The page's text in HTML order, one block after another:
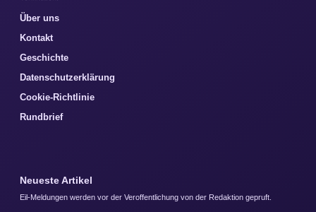
Über uns
Kontakt
Geschichte
Datenschutzerklärung
Cookie-Richtlinie
Rundbrief
Neueste Artikel
Eil-Meldungen werden vor der Veroffentlichung von der Redaktion gepruft.